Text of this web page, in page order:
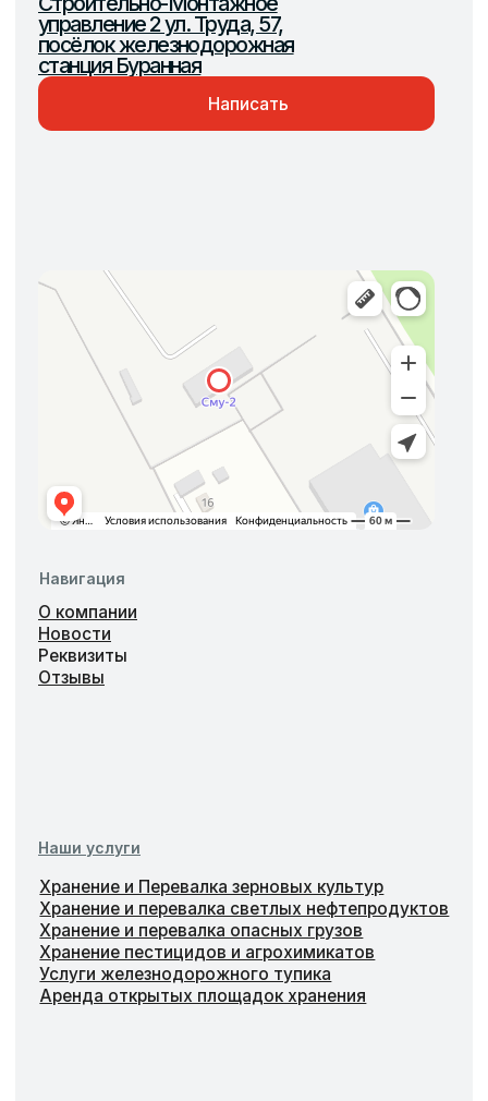
Хранение и перевалка опасных грузов
Хранение пестицидов и агрохимикатов
Услуги железнодорожного тупика
Аренда открытых площадок хранения
О компании
Новости
Реквизиты
ИНН:7446027771 КПП: 745501001
Политика конфиденциальности
Согласие на обработку персональных данных
Навигация